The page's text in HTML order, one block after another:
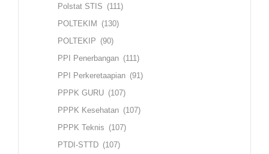
Polstat STIS (111)
POLTEKIM (130)
POLTEKIP (90)
PPI Penerbangan (111)
PPI Perkeretaapian (91)
PPPK GURU (107)
PPPK Kesehatan (107)
PPPK Teknis (107)
PTDI-STTD (107)